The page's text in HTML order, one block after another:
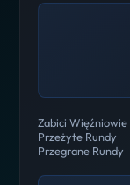
Zabici Więźniowie
Przeżyte Rundy
Przegrane Rundy